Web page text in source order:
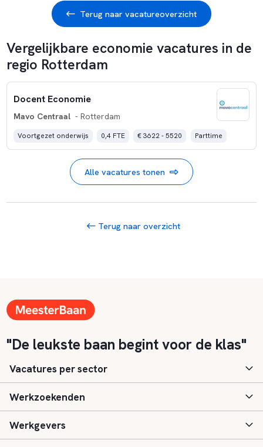
Terug naar vacatureoverzicht
Vergelijkbare economie vacatures in de
regio Rotterdam
Docent Economie
Mavo Centraal - Rotterdam
Voortgezet onderwijs 0,4 FTE € 3622 - 5520 Parttime
Alle vacatures tonen
Terug naar overzicht
"De leukste baan begint voor de klas"
Vacatures per sector
Basisonderwijs
Speciaal (basis) onderwijs
Werkzoekenden
Aanmelden
Werkgevers